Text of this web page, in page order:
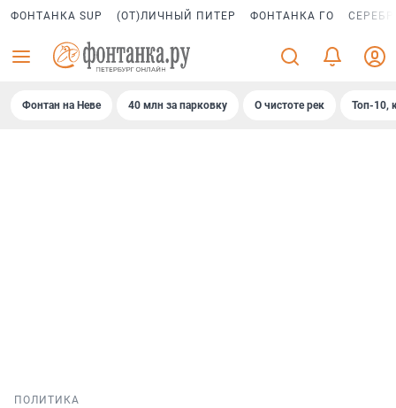
ФОНТАНКА SUP (ОТ)ЛИЧНЫЙ ПИТЕР ФОНТАНКА ГО
Фонтан на Неве 40 млн за парковку О чистоте рек Топ-10,
ПОЛИТИКА